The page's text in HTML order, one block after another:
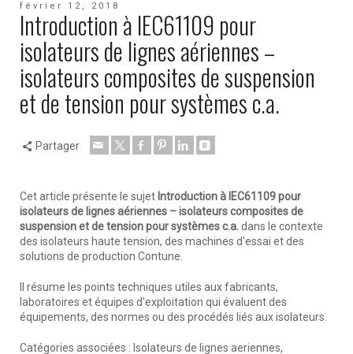
février 12, 2018
Introduction à IEC61109 pour
isolateurs de lignes aériennes –
isolateurs composites de suspension
et de tension pour systèmes c.a.
Partager
Cet article présente le sujet Introduction à IEC61109 pour
isolateurs de lignes aériennes – isolateurs composites de
suspension et de tension pour systèmes c.a.dans le contexte
des isolateurs haute tension, des machines d'essai et des
solutions de production Contune.
Il résume les points techniques utiles aux fabricants,
laboratoires et équipes d'exploitation qui évaluent des
équipements, des normes ou des procédés liés aux isolateurs.
Catégories associées : Isolateurs de lignes aeriennes,